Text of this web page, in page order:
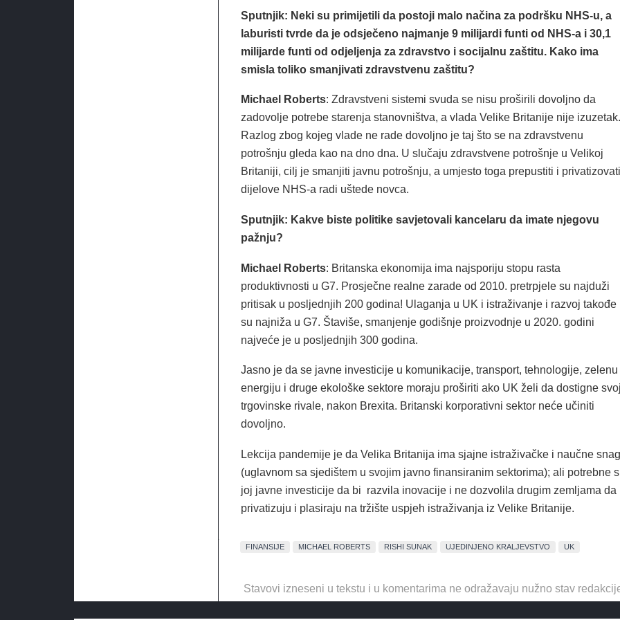
Sputnjik: Neki su primijetili da postoji malo načina za podršku NHS-u, a
laburisti tvrde da je odsječeno najmanje 9 milijardi funti od NHS-a i 30,1
milijarde funti od odjeljenja za zdravstvo i socijalnu zaštitu. Kako ima
smisla toliko smanjivati zdravstvenu zaštitu?
Michael Roberts: Zdravstveni sistemi svuda se nisu proširili dovoljno da
zadovolje potrebe starenja stanovništva, a vlada Velike Britanije nije izuzetak.
Razlog zbog kojeg vlade ne rade dovoljno je taj što se na zdravstvenu
potrošnju gleda kao na dno dna. U slučaju zdravstvene potrošnje u Velikoj
Britaniji, cilj je smanjiti javnu potrošnju, a umjesto toga prepustiti i privatizovati
dijelove NHS-a radi uštede novca.
Sputnjik: Kakve biste politike savjetovali kancelaru da imate njegovu
pažnju?
Michael Roberts: Britanska ekonomija ima najsporiju stopu rasta
produktivnosti u G7. Prosječne realne zarade od 2010. pretrpjele su najduži
pritisak u posljednjih 200 godina! Ulaganja u UK i istraživanje i razvoj takođe
su najniža u G7. Štaviše, smanjenje godišnje proizvodnje u 2020. godini
najveće je u posljednjih 300 godina.
Jasno je da se javne investicije u komunikacije, transport, tehnologije, zelenu
energiju i druge ekološke sektore moraju proširiti ako UK želi da dostigne
trgovinske rivale, nakon Brexita. Britanski korporativni sektor neće učiniti
dovoljno.
Lekcija pandemije je da Velika Britanija ima sjajne istraživačke i naučne
(uglavnom sa sjedištem u svojim javno finansiranim sektorima); ali potrebne
joj javne investicije da bi razvila inovacije i ne dozvolila drugim zemljama da
privatizuju i plasiraju na tržište uspjeh istraživanja iz Velike Britanije.
FINANSIJE MICHAEL ROBERTS RISHI SUNAK UJEDINJENO KRALJEVSTVO UK
Stavovi izneseni u tekstu i u komentarima ne odražavaju nužno stav